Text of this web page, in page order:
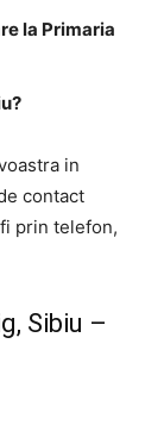
la Primaria
in
contact
prin telefon,
Sibiu –